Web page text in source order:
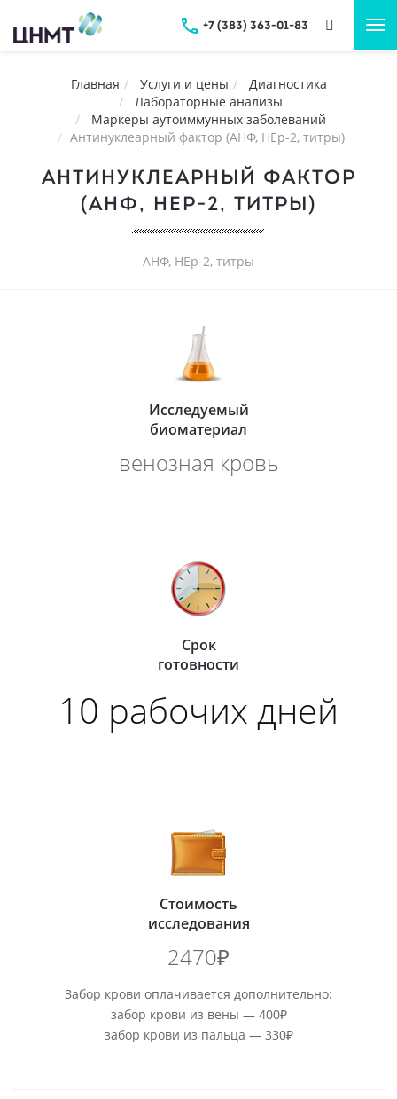
+7 (383) 363-01-83
Главная Услуги и цены
Диагностика
Лабораторные анализы
Маркеры аутоиммунных заболеваний
Антинуклеарный фактор (АНФ, НЕр-2, титры)
АНТИНУКЛЕАРНЫЙ ФАКТОР
(АНФ, НЕР-2, ТИТРЫ)
АНФ, НЕр-2, титры
Исследуемый
биоматериал
венозная кровь
Срок
готовности
10 рабочих дней
Стоимость
исследования
2470₽
Забор крови оплачивается дополнительно:
забор крови из вены — 400₽
забор крови из пальца — 330₽